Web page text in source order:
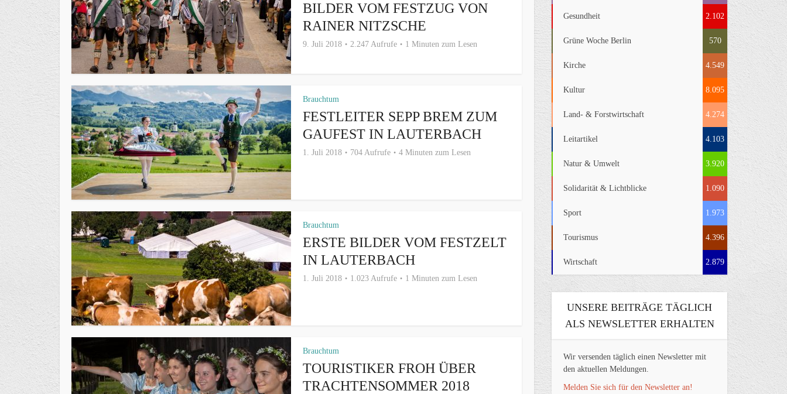
BILDER VOM FESTZUG VON
RAINER NITZSCHE
9. Juli 2018 2.247 Aufrufe 1 Minuten zum Lesen
Brauchtum
FESTLEITER SEPP BREM ZUM
GAUFEST IN LAUTERBACH
1. Juli 2018 704 Aufrufe 4 Minuten zum Lesen
Brauchtum
ERSTE BILDER VOM FESTZELT
IN LAUTERBACH
1. Juli 2018 1.023 Aufrufe 1 Minuten zum Lesen
Brauchtum
TOURISTIKER FROH ÜBER
TRACHTENSOMMER 2018
Gesundheit 2.102
Grüne Woche Berlin 570
Kirche 4.549
Kultur 8.095
Land- & Forstwirtschaft 4.274
Leitartikel 4.103
Natur & Umwelt 3.920
Solidarität & Lichtblicke 1.090
Sport 1.973
Tourismus 4.396
Wirtschaft 2.879
UNSERE BEITRÄGE TÄGLICH
ALS NEWSLETTER ERHALTEN
Wir versenden täglich einen Newsletter mit
den aktuellen Meldungen.
Melden Sie sich für den Newsletter an!